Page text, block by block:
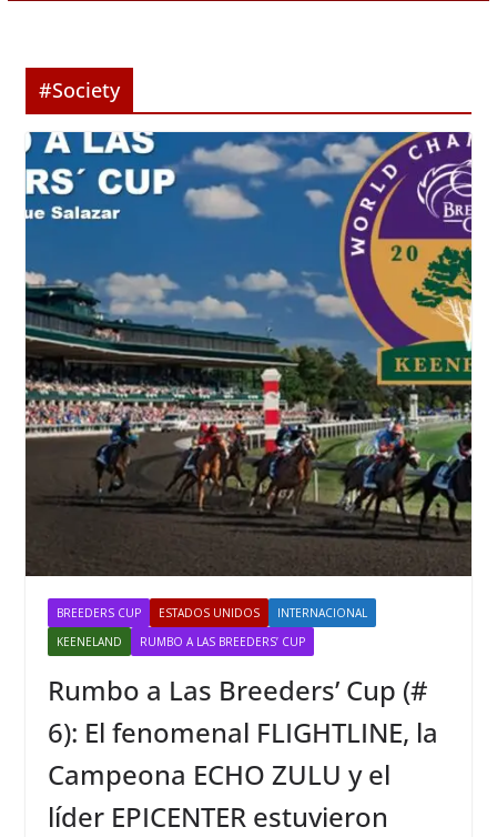
#Society
BREEDERS CUP ESTADOS UNIDOS
INTERNACIONAL
KEENELAND
RUMBO A LAS BREEDERS’ CUP
Rumbo a Las Breeders’ Cup (#
6): El fenomenal FLIGHTLINE, la
Campeona ECHO ZULU y el
líder EPICENTER estuvieron